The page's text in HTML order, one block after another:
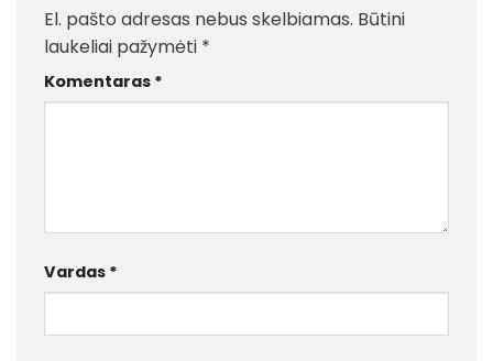
El. pašto adresas nebus skelbiamas. Būtini
laukeliai pažymėti *
Komentaras *
Vardas *